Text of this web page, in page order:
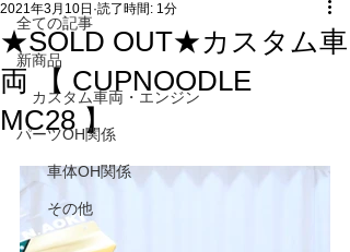
全ての記事
新商品
カスタム車両・エンジン
パーツOH関係
車体OH関係
その他
★SOLD OUT★カスタム車
両 【 CUPNOODLE
MC28 】
2021年3月10日 読了時間: 1分